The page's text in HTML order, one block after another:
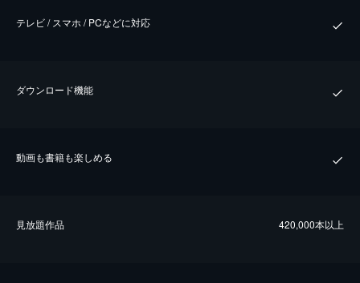
テレビ / スマホ / PCなどに対応
ダウンロード機能
動画も書籍も楽しめる
⾒放題作品 420,000本以上